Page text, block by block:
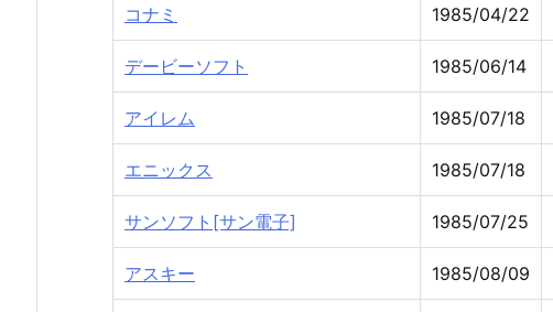
コナミ 1985/04/22
デービーソフト 1985/06/14
アイレム 1985/07/18
エニックス 1985/07/18
サンソフト[サン電子] 1985/07/25
アスキー 1985/08/09